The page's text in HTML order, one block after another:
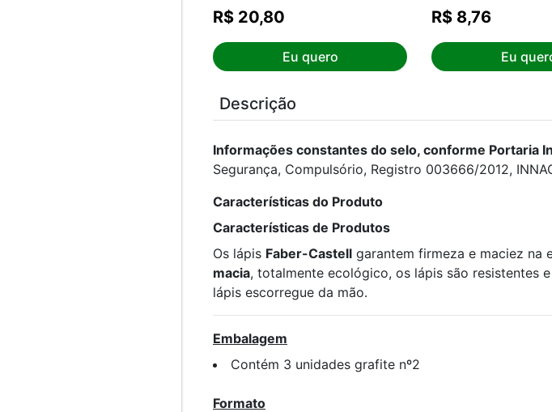
R$ 20,80
Eu quero
R$ 8,76
Eu
Descrição
Informações constantes do selo, conforme Portaria
Segurança, Compulsório, Registro 003666/2012,
Características do Produto
Características de Produtos
Os lápis Faber-Castell garantem firmeza e maciez na
macia, totalmente ecológico, os lápis são resistentes
lápis escorregue da mão.
Embalagem
Contém 3 unidades grafite nº2
Formato